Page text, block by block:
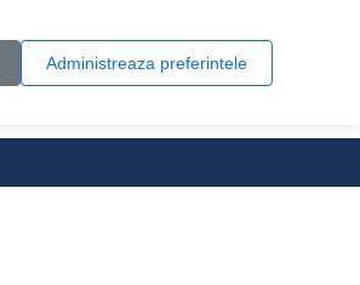
Administreaza preferintele
0 produs(e)